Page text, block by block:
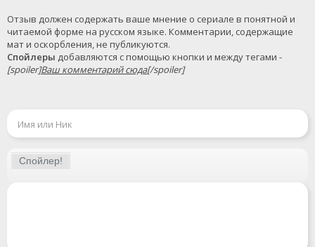
Отзыв должен содержать ваше мнение о сериале в понятной и
читаемой форме на русском языке. Комментарии, содержащие
Спойлеры добавляются с помощью кнопки и между тегами -
[spoiler]Ваш комментарий сюда[/spoiler]